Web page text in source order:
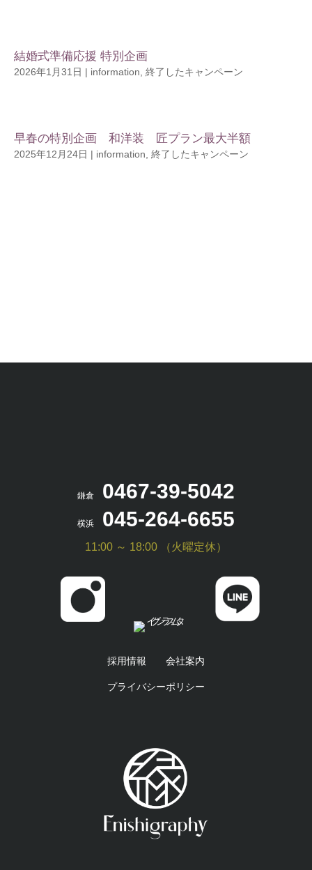
結婚式準備応援 特別企画
2026年1月31日 | information 終了したキャンペーン
早春の特別企画 和洋装 匠プラン最大半額
2025年12月24日 | information 終了したキャンペーン
鎌倉 0467-39-5042
横浜 045-264-6655
11:00 ～ 18:00 （火曜定休）
採用情報 会社案内
プライバシーポリシー